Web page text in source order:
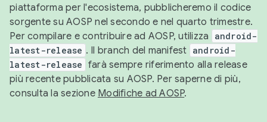
piattaforma per l'ecosistema, pubblicheremo il codice
sorgente su AOSP nel secondo e nel quarto trimestre.
Per compilare e contribuire ad AOSP, utilizza
android-
latest-release . Il branch del manifest android-
latest-release farà sempre riferimento alla release
più recente pubblicata su AOSP. Per saperne di più,
consulta la sezione Modifiche ad AOSP.